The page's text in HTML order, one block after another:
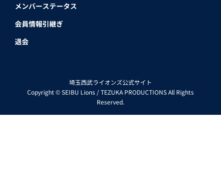
メンバーステータス
会員情報引継ぎ
退会
埼玉西武ライオンズ公式サイト
Copyright © SEIBU Lions / TEZUKA PRODUCTIONS All Rights
Reserved.